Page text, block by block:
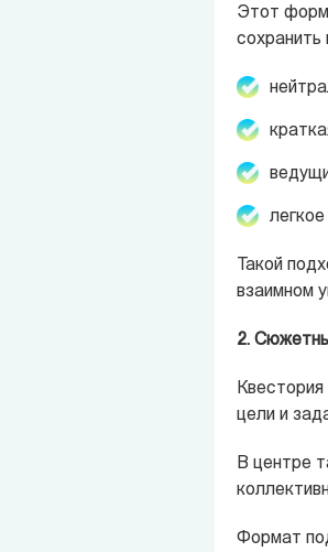
Этот
Такой
взаимном
2.
цели и
В центре
Формат